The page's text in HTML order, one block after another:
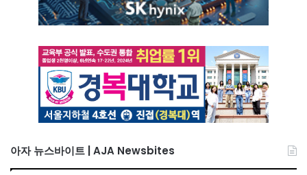
아자 뉴스바이트 | AJA Newsbites